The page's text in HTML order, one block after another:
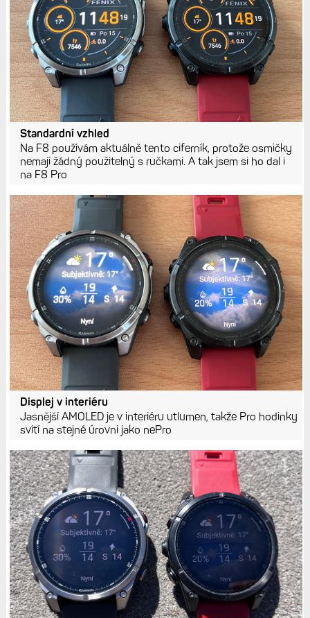
Standardní vzhled
Na F8 používám aktuálně tento ciferník, protože osmičky
nemají žádný použitelný s ručkami. A tak jsem si ho dal i
na F8 Pro
Displej v interiéru
Jasnější AMOLED je v interiéru utlumen, takže Pro hodinky
svítí na stejné úrovni jako nePro